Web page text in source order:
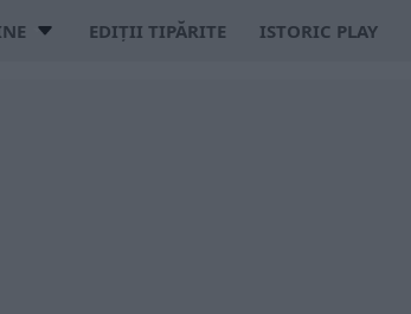
EDIȚII TIPĂRITE ISTORIC PLAY